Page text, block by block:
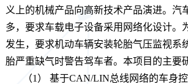
义上的机械产品向高新技术产品演进。汽
多，要求车载电子设备采用网络化设计。
发生，要求机动车辆安装轮胎气压监视系
胎严重缺气时警告驾车者。本项目的主要
（1） 基于CAN/LIN总线网络的车身